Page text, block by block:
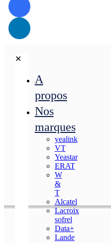
✕
A
propos
Nos
marques
yealink
VT
Yeastar
ERAT
W
&
T
Alcatel
Lacroix
sofrel
Data+
Lande